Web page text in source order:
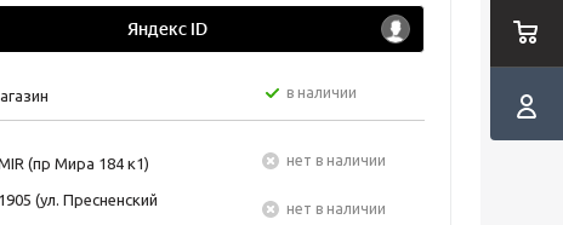
в наличии
(пр Мира 184 к1)
Нет в наличии
(ул. Пресненский
Нет в наличии